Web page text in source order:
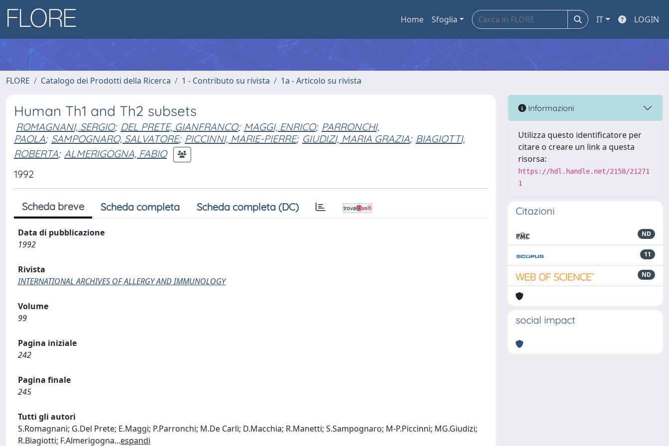
Home Sfoglia IT LOGIN
FLORE Catalogo dei Prodotti della Ricerca 1 - Contributo su rivista 1a - Articolo su rivista
Human Th1 and Th2 subsets
ROMAGNANI, SERGIO; DEL PRETE, GIANFRANCO; MAGGI, ENRICO; PARRONCHI,
PAOLA; SAMPOGNARO, SALVATORE; PICCINNI, MARIE-PIERRE; GIUDIZI, MARIA GRAZIA; BIAGIOTTI,
ROBERTA; ALMERIGOGNA, FABIO
1992
Scheda breve Scheda completa Scheda completa (DC)
Data di pubblicazione
1992
Rivista
INTERNATIONAL ARCHIVES OF ALLERGY AND IMMUNOLOGY
Volume
99
Pagina iniziale
242
Pagina finale
245
Tutti gli autori
S.Romagnani; G.Del Prete; E.Maggi; P.Parronchi; M.De Carli; D.Macchia; R.Manetti; S.Sampognaro; M-P.Piccinni; MG.Giudizi;
R.Biagiotti; F.Almerigogna...espandi
Informazioni
Utilizza questo identificatore per
citare o creare un link a questa
risorsa:
https://hdl.handle.net/2158/21271
1
Citazioni
ND
11
ND
social impact